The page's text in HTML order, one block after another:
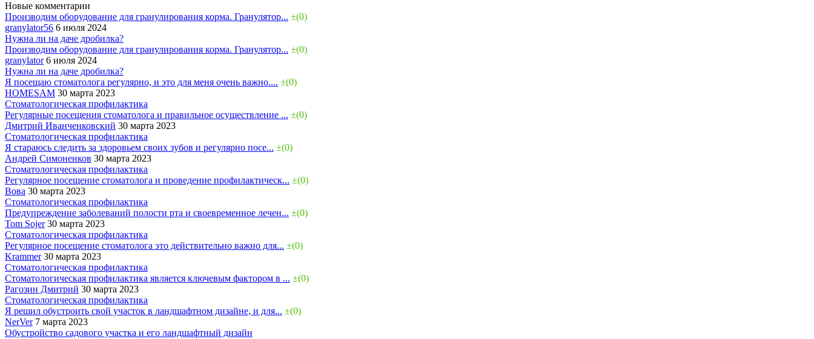
Новые комментарии
Производим оборудование для гранулирования корма. Гранулятор... ±(0)
granylator56 6 июля 2024
Нужна ли на даче дробилка?
Производим оборудование для гранулирования корма. Гранулятор... ±(0)
granylator6 июля 2024
Нужна ли на даче дробилка?
Я посещаю стоматолога регулярно, и это для меня очень важно.... ±(0)
HOMESAM 30 марта 2023
Стоматологическая профилактика
Регулярные посещения стоматолога и правильное осуществление ... ±(0)
Дмитрий Иванченковский 30 марта 2023
Стоматологическая профилактика
Я стараюсь следить за здоровьем своих зубов и регулярно посе... ±(0)
Андрей Симоненков 30 марта 2023
Стоматологическая профилактика
Регулярное посещение стоматолога и проведение профилактическ... ±(0)
Вова 30 марта 2023
Стоматологическая профилактика
Предупреждение заболеваний полости рта и своевременное лечен... ±(0)
Tom Sojer30 марта 2023
Стоматологическая профилактика
Регулярное посещение стоматолога это действительно важно для... ±(0)
Krammer30 марта 2023
Стоматологическая профилактика
Стоматологическая профилактика является ключевым фактором в ... ±(0)
Рагозин Дмитрий 30 марта 2023
Стоматологическая профилактика
Я решил обустроить свой участок в ландшафтном дизайне, и для... ±(0)
NerVer7 марта 2023
Обустройство садового участка и его ландшафтный дизайн